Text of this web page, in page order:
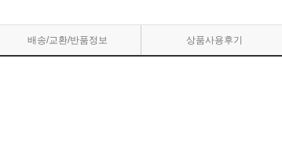
배송/교환/반품정보 상품사용후기